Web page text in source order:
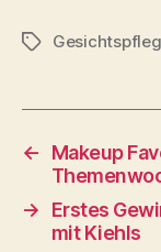
Schlagwörter
←
Makeup
→
Erstes
mit Kiehls